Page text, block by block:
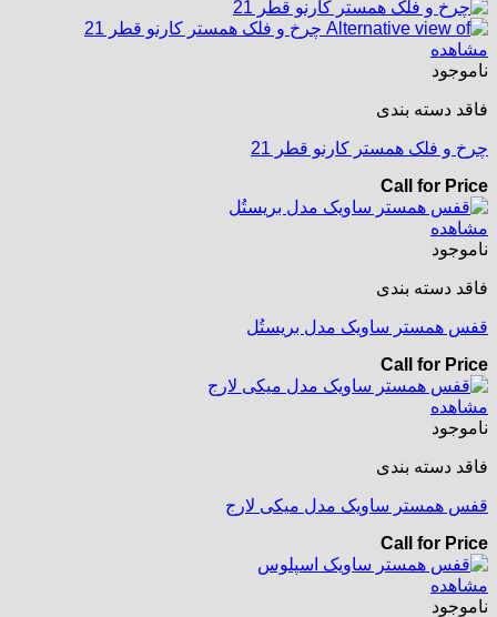
مشاهده
ناموجود
فاقد دسته بندی
چرخ و فلک همستر کارنو قطر 21
Call for Price
مشاهده
ناموجود
فاقد دسته بندی
قفس همستر ساویک مدل بریستُل
Call for Price
مشاهده
ناموجود
فاقد دسته بندی
قفس همستر ساویک مدل میکی لارج
Call for Price
مشاهده
ناموجود